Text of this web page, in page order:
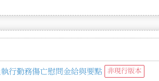
行勤務傷亡慰問金給與要點 非現行版本